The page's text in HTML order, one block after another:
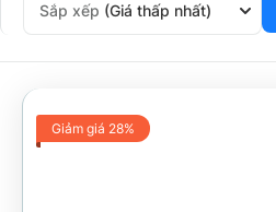
Sắp xếp (Giá thấp nhất)
Giảm giá 28%